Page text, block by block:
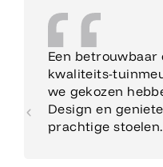
Een
kwaliteits-
we gekozen
Design en
prachtige stoelen.